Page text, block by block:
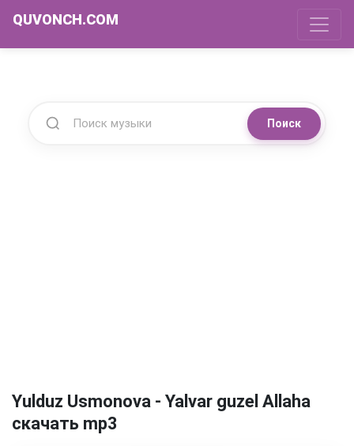
QUVONCH.COM
Поиск
Yulduz Usmonova - Yalvar guzel Allaha
скачать mp3